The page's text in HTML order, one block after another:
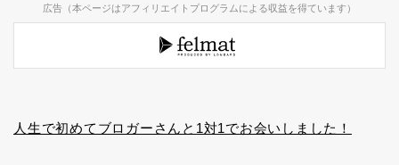
広告（本ページはアフィリエイトプログラムによる収益を得ています）
人生で初めてブロガーさんと1対1でお会いしました！